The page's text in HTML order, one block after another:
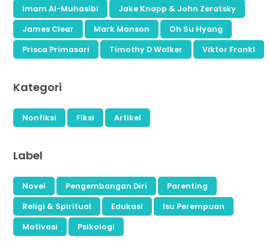
Imam Al-Muhasibi
Jake Knapp & John Zeratsky
James Clear
Mark Manson
Oh Su Hyang
Prisca Primasari
Timothy D Walker Viktor Frankl
Kategori
Nonfiksi Fiksi Artikel
Label
Novel Pengembangan Diri
Parenting
Religi & Spiritual
Edukasi
Isu Perempuan
Motivasi
Psikologi